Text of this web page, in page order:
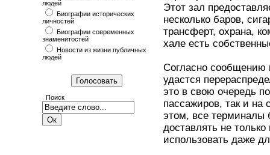
людей
Биографии исторических
личностей
Биографии современных
знаменитостей
Новости из жизни публичных
людей
Поиск
Этот зал
несколько баров,
трансферт, охрана,
хале есть
Согласно сообщению
удастся
это в свою очередь
пассажиров, так и на
этом, все терминалы
доставлять не
использовать даже